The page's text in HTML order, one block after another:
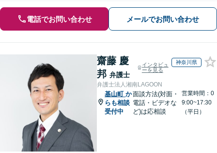
電話でお問い合わせ メールでお問い合わせ
齋藤 慶
邦 弁護士
インタビュ
ーを見る
神奈川県
弁護士法人湘南LAGOON
基山町 か
らも相談
受付中
面談方法(対面・
電話・ビデオな
ど)は応相談
営業時間：0
9:00~17:30
（平日）